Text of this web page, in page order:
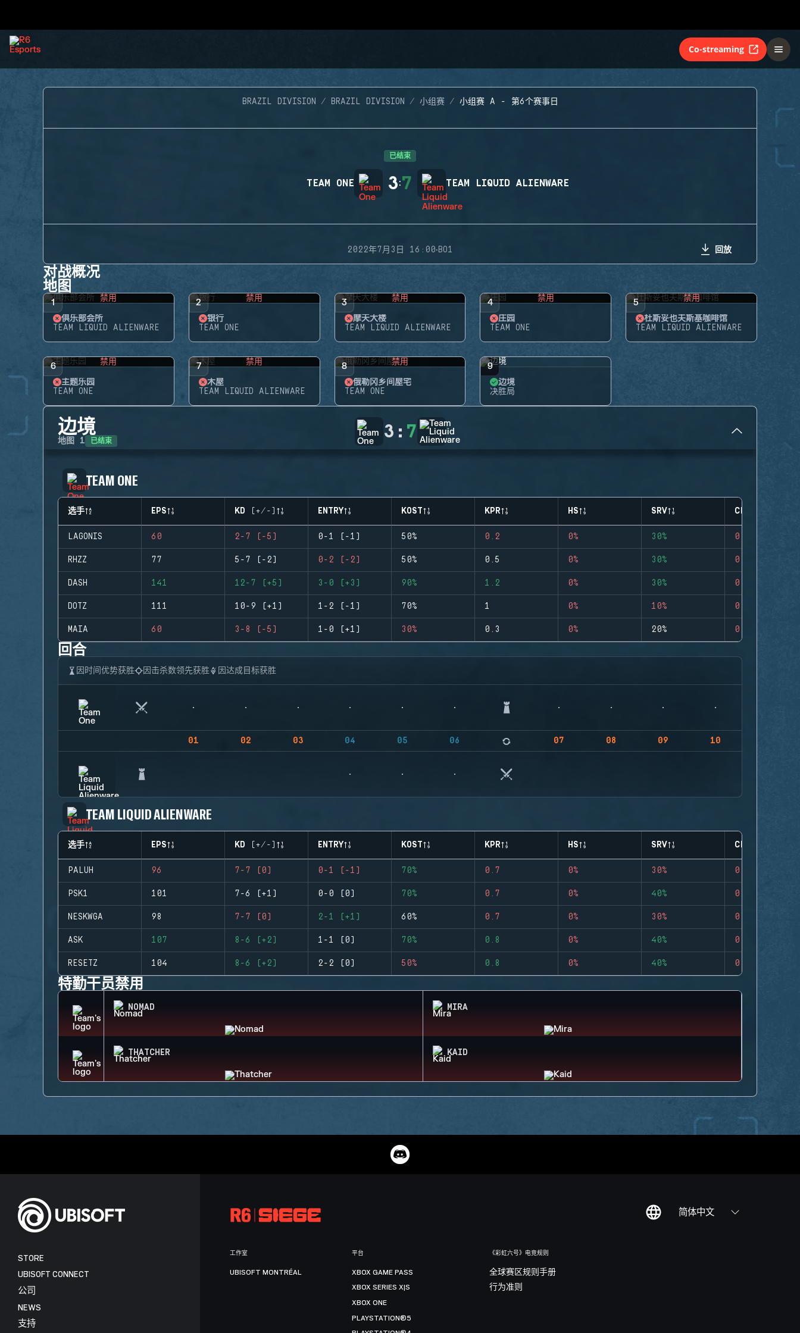
Co-streaming
BRAZIL DIVISION BRAZIL DIVISION 小组赛 小组赛 A - 第6个赛事日
已结束
TEAM ONE 3:7 TEAM LIQUID ALIENWARE
2022年7月3日 16:00·BO1 回放
对战概况
地图
1 禁用
俱乐部会所
TEAM LIQUID ALIENWARE
2 禁用
银行
TEAM ONE
3 禁用
摩天大楼
TEAM LIQUID ALIENWARE
4 禁用
庄园
TEAM ONE
5 禁用
杜斯妥也夫斯基咖啡馆
TEAM LIQUID ALIENWARE
6 禁用
主题乐园
TEAM ONE
7 禁用
木屋
TEAM LIQUID ALIENWARE
8 禁用
俄勒冈乡间屋宅
TEAM ONE
9
边境
决胜局
边境
地图 1 已结束 3 : 7
TEAM ONE
选手 EPS KD (+/-) ENTRY KOST KPR HS SRV CLUTCHES
LAGONIS 60 2-7 (-5) 0-1 (-1) 50% 0.2 0% 30% 0
RHZZ 77 5-7 (-2) 0-2 (-2) 50% 0.5 0% 30% 0
DASH 141 12-7 (+5) 3-0 (+3) 90% 1.2 0% 30% 0
DOTZ 111 10-9 (+1) 1-2 (-1) 70% 1 0% 10% 0
MAIA 60 3-8 (-5) 1-0 (+1) 30% 0.3 0% 20% 0
回合
因时间优势获胜 因击杀数领先获胜 因达成目标获胜
01 02 03 04 05 06 07 08 09 10
TEAM LIQUID ALIENWARE
选手 EPS KD (+/-) ENTRY KOST KPR HS SRV CLUTCHES
PALUH 96 7-7 (0) 0-1 (-1) 70% 0.7 0% 30% 0
PSK1 101 7-6 (+1) 0-0 (0) 70% 0.7 0% 40% 0
NESKWGA 98 7-7 (0) 2-1 (+1) 60% 0.7 0% 30% 0
ASK 107 8-6 (+2) 1-1 (0) 70% 0.8 0% 40% 0
RESETZ 104 8-6 (+2) 2-2 (0) 50% 0.8 0% 40% 0
特勤干员禁用
NOMAD MIRA
THATCHER KAID
简体中文
STORE
UBISOFT CONNECT
公司
NEWS
支持
工作室
UBISOFT MONTRÉAL
平台
XBOX GAME PASS
XBOX SERIES X|S
XBOX ONE
PLAYSTATION®5
《彩虹六号》电竞规则
全球赛区规则手册
行为准则